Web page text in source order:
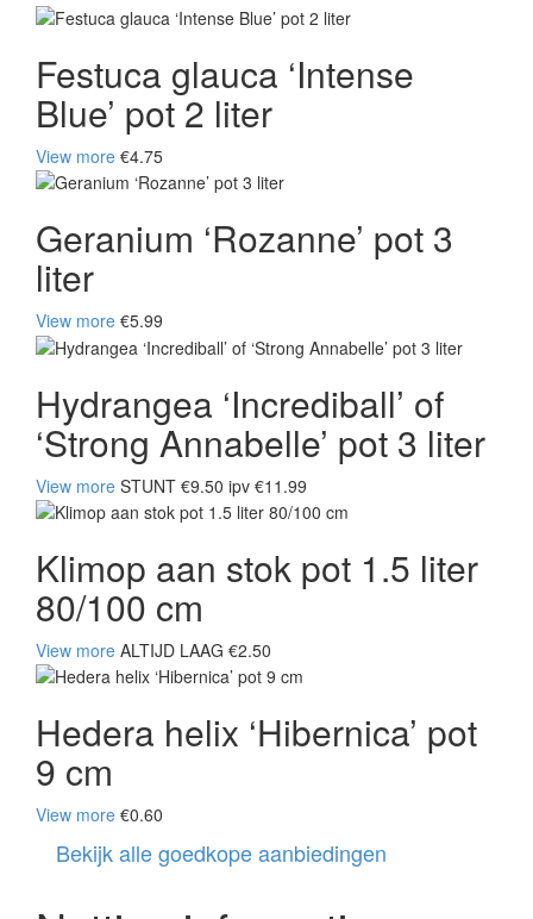
Festuca glauca ‘Intense
Blue’ pot 2 liter
View more €4.75
Geranium ‘Rozanne’ pot 3
liter
View more €5.99
Hydrangea ‘Incrediball’ of
‘Strong Annabelle’ pot 3 liter
View more STUNT €9.50 ipv €11.99
Klimop aan stok pot 1.5 liter
80/100 cm
View more ALTIJD LAAG €2.50
Hedera helix ‘Hibernica’ pot
9 cm
View more €0.60
Bekijk alle goedkope aanbiedingen